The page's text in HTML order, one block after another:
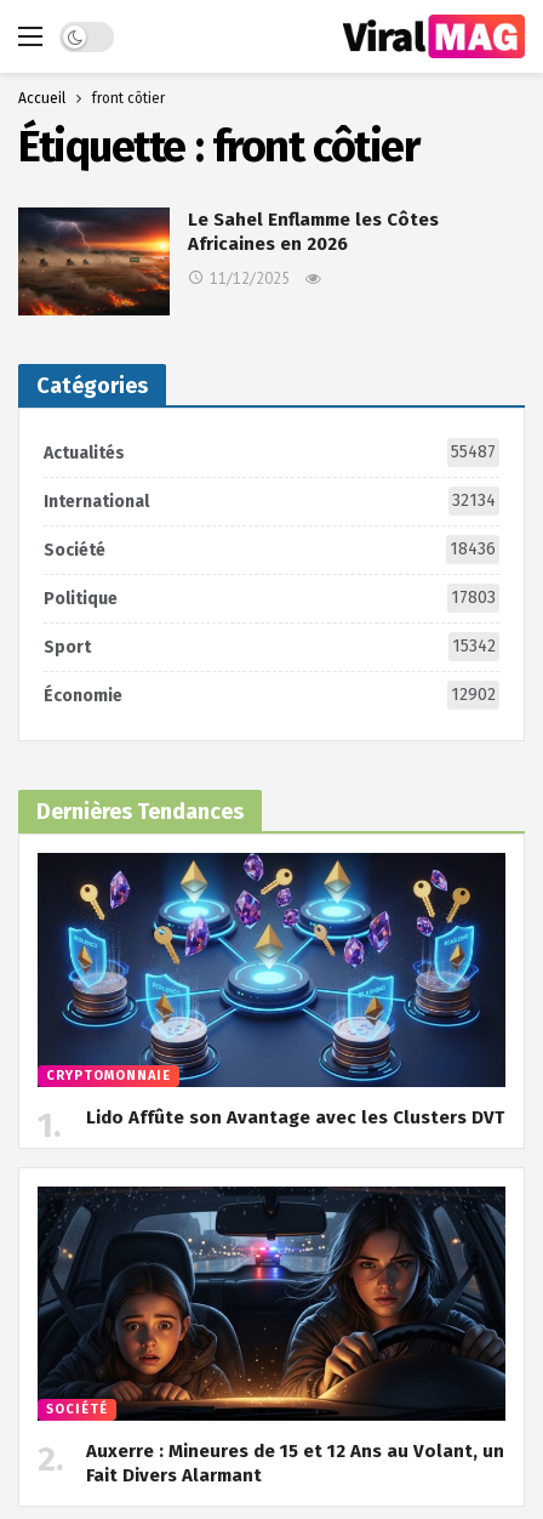
Dark mode
Accueil front côtier
Étiquette :front côtier
Le Sahel Enflamme les Côtes
Africaines en 2026
11/12/2025
Catégories
Actualités 55487
International 32134
Société 18436
Politique 17803
Sport 15342
Économie 12902
Dernières Tendances
CRYPTOMONNAIE
Lido Affûte son Avantage avec les Clusters DVT
SOCIÉTÉ
Auxerre : Mineures de 15 et 12 Ans au Volant, un
Fait Divers Alarmant